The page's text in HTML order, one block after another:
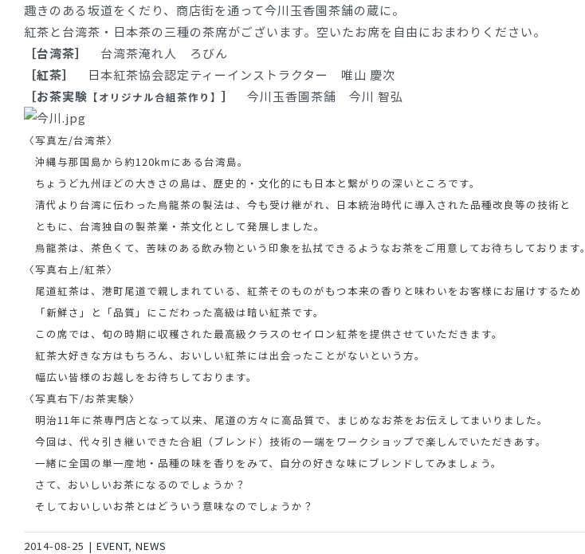
趣きのある坂道をくだり、商店街を通って今川玉香園茶舗の蔵に。
紅茶と台湾茶・日本茶の三種の茶席がございます。空いたお席を自由におまわりください。
［台湾茶］
台湾茶淹れ人 ろびん
［紅茶］
日本紅茶協会認定ティーインストラクター 唯山 慶次
［お茶実験 【オリジナル合組茶作り】 ］ 今川玉香園茶舗 今川 智弘
〈写真左/台湾茶〉
沖縄与那国島から約120kmにある台湾島。
ちょうど九州ほどの大きさの島は、歴史的・文化的にも日本と繋がりの深いところです。
清代より台湾に伝わった烏龍茶の製法は、今も受け継がれ、日本統治時代に導入された品種改良等の技術と
ともに、台湾独自の製茶業・茶文化として発展しました。
烏龍茶は、茶色くて、苦味のある飲み物という印象を払拭できるようなお茶をご用意してお待ちしております。
〈写真右上/紅茶〉
尾道紅茶は、港町尾道で親しまれている、紅茶そのものがもつ本来の香りと味わいをお客様にお届けするため
「新鮮さ」と「品質」にこだわった高級は暗い紅茶です。
この席では、旬の時期に収穫された最高級クラスのセイロン紅茶を提供させていただきます。
紅茶大好きな方はもちろん、おいしい紅茶には出会ったことがないという方。
幅広い皆様のお越しをお待ちしております。
〈写真右下/お茶実験〉
明治11年に茶専門店となって以来、尾道の方々に高品質で、まじめなお茶をお伝えしてまいりました。
今回は、代々引き継いできた合組（ブレンド）技術の一端をワークショップで楽しんでいただきあす。
一緒に全国の単一産地・品種の味を香りをみて、自分の好きな味にブレンドしてみましょう。
さて、おいしいお茶になるのでしょうか？
そしておいしいお茶とはどういう意味なのでしょうか？
2014-08-25 | EVENT, NEWS